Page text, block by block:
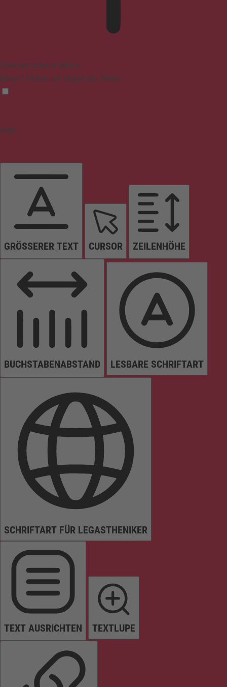
Epilepsie-sicherer Modus
Dämpft Farben und stoppt das Blinken
Inhalt
GRÖSSERER TEXT CURSOR ZEILENHÖHE
BUCHSTABENABSTAND LESBARE SCHRIFTART
SCHRIFTART FÜR LEGASTHENIKER
TEXT AUSRICHTEN TEXTLUPE